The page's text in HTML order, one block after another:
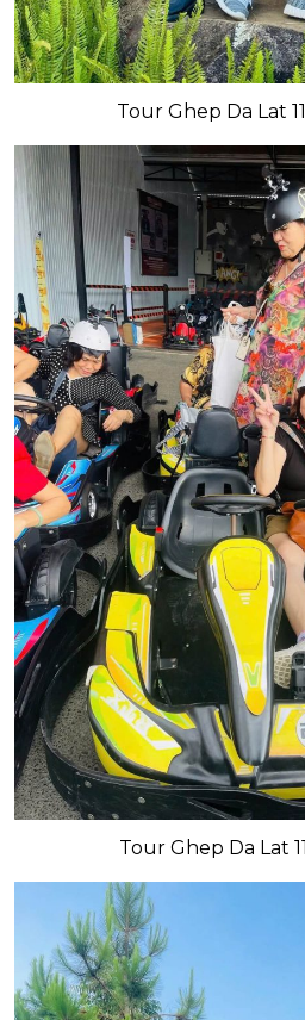
Tour Ghep Da Lat
Tour Ghep Da Lat